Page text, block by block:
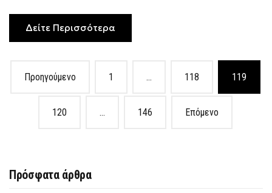
Δείτε Περισσότερα
Posts
Προηγούμενο 1 … 118 119
120 … 146 Επόμενο
Πρόσφατα άρθρα